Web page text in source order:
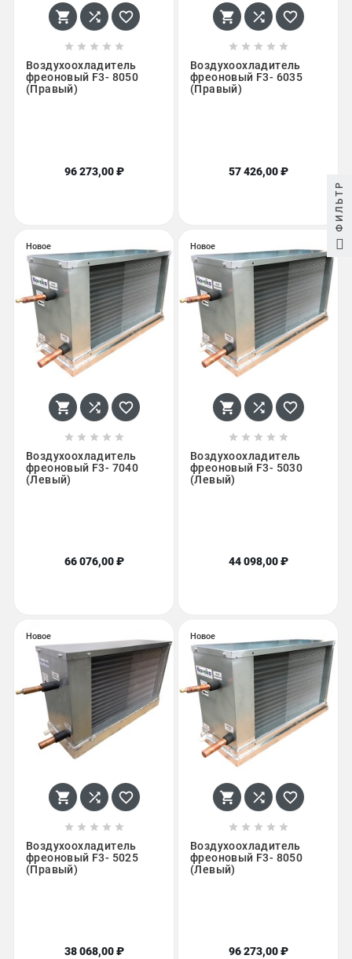
  
    
Воздухоохладитель
фреоновый F3- 8050
(Правый)
96 273,00 ₽
  
    
Воздухоохладитель
фреоновый F3- 6035
(Правый)
57 426,00 ₽
Новое
  
    
Воздухоохладитель
фреоновый F3- 7040
(Левый)
66 076,00 ₽
Новое
  
    
Воздухоохладитель
фреоновый F3- 5030
(Левый)
44 098,00 ₽
Новое
  
    
Воздухоохладитель
фреоновый F3- 5025
(Правый)
38 068,00 ₽
Новое
  
    
Воздухоохладитель
фреоновый F3- 8050
(Левый)
96 273,00 ₽
ФИЛЬТР